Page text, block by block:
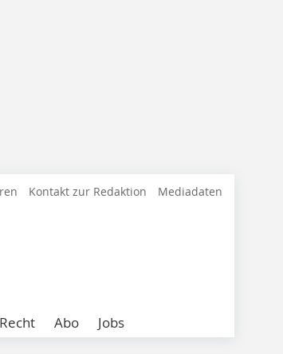
Kontakt zur Redaktion Mediadaten
Abo Jobs